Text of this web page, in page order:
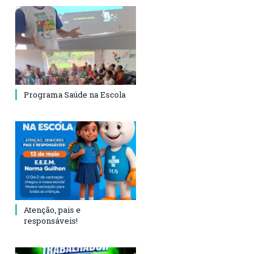
Programa Saúde na Escola
Atenção, pais e
responsáveis!